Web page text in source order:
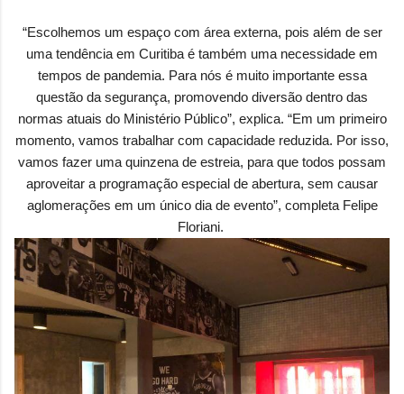
“Escolhemos um espaço com área externa, pois além de ser
uma tendência em Curitiba é também uma necessidade em
tempos de pandemia. Para nós é muito importante essa
questão da segurança, promovendo diversão dentro das
normas atuais do Ministério Público”, explica. “Em um primeiro
momento, vamos trabalhar com capacidade reduzida. Por isso,
vamos fazer uma quinzena de estreia, para que todos possam
aproveitar a programação especial de abertura, sem causar
aglomerações em um único dia de evento”, completa Felipe
Floriani.